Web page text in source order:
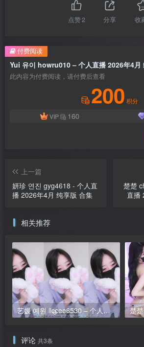
点赞2 分享 收
Yui 유이 howru010 – 个人直播 2026年4月
此内容为付费阅读，请付费后查看
200 积分
VIP
160
付费阅读
上一篇
妍珍 연진 gyg4618 - 个人直
播 2026年4月 纯享版 合集
楚楚
直播
相关推荐
艺媛 예원 llccee6530 – 个人直播 2026年1月 纯享 合集包
评论 共3条